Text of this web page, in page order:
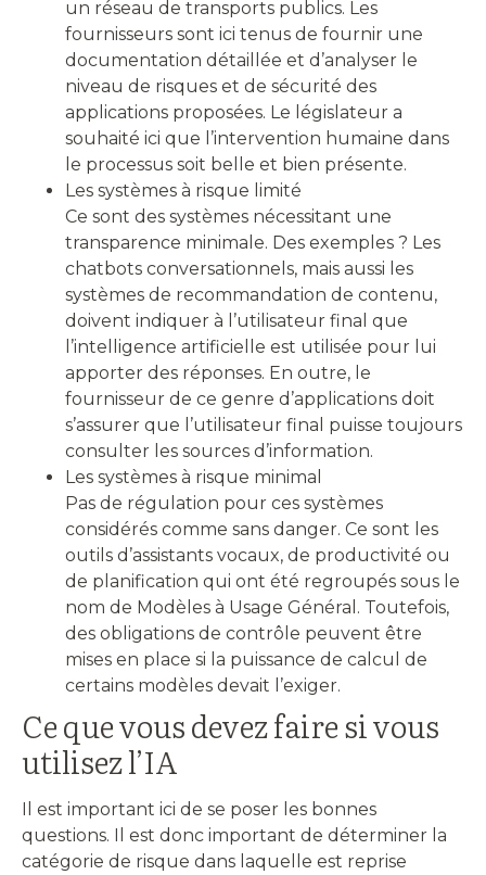
un réseau de transports publics. Les
fournisseurs sont ici tenus de fournir une
documentation détaillée et d’analyser le
niveau de risques et de sécurité des
applications proposées. Le législateur a
souhaité ici que l’intervention humaine dans
le processus soit belle et bien présente.
Les systèmes à risque limité
Ce sont des systèmes nécessitant une
transparence minimale. Des exemples ? Les
chatbots conversationnels, mais aussi les
systèmes de recommandation de contenu,
doivent indiquer à l’utilisateur final que
l’intelligence artificielle est utilisée pour lui
apporter des réponses. En outre, le
fournisseur de ce genre d’applications doit
s’assurer que l’utilisateur final puisse toujours
consulter les sources d’information.
Les systèmes à risque minimal
Pas de régulation pour ces systèmes
considérés comme sans danger. Ce sont les
outils d’assistants vocaux, de productivité ou
de planification qui ont été regroupés sous le
nom de Modèles à Usage Général. Toutefois,
des obligations de contrôle peuvent être
mises en place si la puissance de calcul de
certains modèles devait l’exiger.
Ce que vous devez faire si vous
utilisez l’IA
Il est important ici de se poser les bonnes
questions. Il est donc important de déterminer la
catégorie de risque dans laquelle est reprise